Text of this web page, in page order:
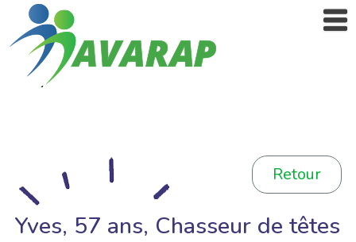
Retour
Yves, 57 ans, Chasseur de têtes